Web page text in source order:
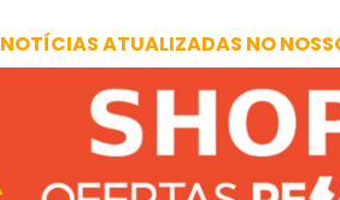
NOTÍCIAS ATUALIZADAS NO